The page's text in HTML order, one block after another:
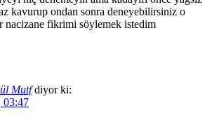
kavurup ondan sonra deneyebilirsiniz o
nacizane fikrimi söylemek istedim
Mutf diyor ki:
03:47